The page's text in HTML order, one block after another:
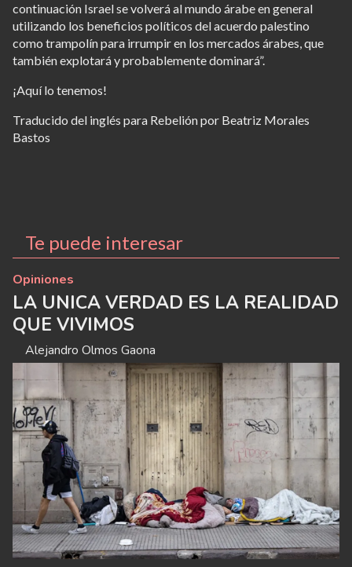
continuación Israel se volverá al mundo árabe en general
utilizando los beneficios políticos del acuerdo palestino
como trampolín para irrumpir en los mercados árabes, que
también explotará y probablemente dominará”.
¡Aquí lo tenemos!
Traducido del inglés para Rebelión por Beatriz Morales
Bastos
Te puede interesar
LA UNICA VERDAD ES LA REALIDAD
QUE VIVIMOS
Alejandro Olmos Gaona
Opiniones